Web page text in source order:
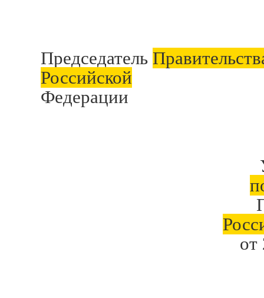
Председатель
Российской
Федерации
от